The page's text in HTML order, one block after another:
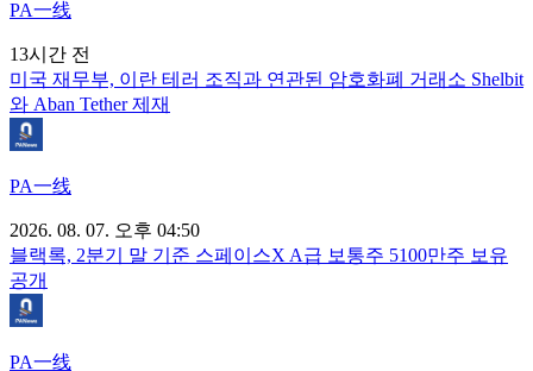
PA一线
13시간 전
미국 재무부, 이란 테러 조직과 연관된 암호화폐 거래소 Shelbit
와 Aban Tether 제재
PA一线
2026. 08. 07. 오후 04:50
블랙록, 2분기 말 기준 스페이스X A급 보통주 5100만주 보유
공개
PA一线